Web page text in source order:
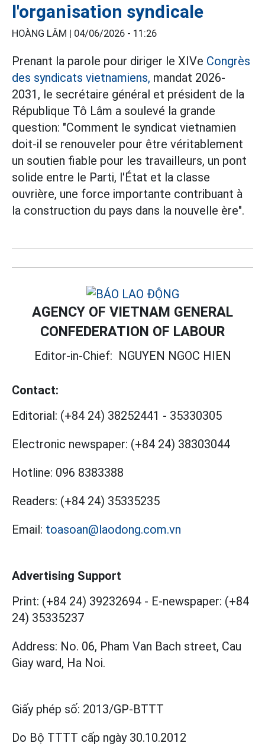
l'organisation syndicale
HOÀNG LÂM | 04/06/2026 - 11:26
Prenant la parole pour diriger le XIVe Congrès
des syndicats vietnamiens, mandat 2026-
2031, le secrétaire général et président de la
République Tô Lâm a soulevé la grande
question: "Comment le syndicat vietnamien
doit-il se renouveler pour être véritablement
un soutien fiable pour les travailleurs, un pont
solide entre le Parti, l'État et la classe
ouvrière, une force importante contribuant à
la construction du pays dans la nouvelle ère".
AGENCY OF VIETNAM GENERAL
CONFEDERATION OF LABOUR
Editor-in-Chief: NGUYEN NGOC HIEN
Contact:
Editorial: (+84 24) 38252441 - 35330305
Electronic newspaper: (+84 24) 38303044
Hotline: 096 8383388
Readers: (+84 24) 35335235
Email: toasoan@laodong.com.vn
Advertising Support
Print: (+84 24) 39232694 - E-newspaper: (+84
24) 35335237
Address: No. 06, Pham Van Bach street, Cau
Giay ward, Ha Noi.
Giấy phép số: 2013/GP-BTTT
Do Bộ TTTT cấp ngày 30.10.2012